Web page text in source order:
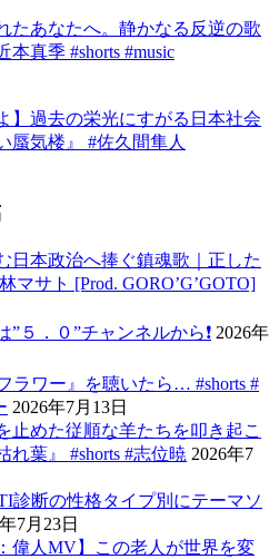
たあなたへ。静かなる反逆の歌
本真季 #shorts #music
】過去の栄光にすがる日本社会
蜃気楼』 #佐久間隼人
日本政治へ捧ぐ鎮魂歌｜正した
マサト [Prod. GORO’G’GOTO]
５．０”チャンネルから❗️ 2026年
ラワー』を聴いたら… #shorts #
2026年7月13日
止めた従順な羊たちを叩き起こ
葉』 #shorts #志位暁 2026年7
診断の性格タイプ別にテーマソ
7月23日
偉人MV】この老人が世界を変